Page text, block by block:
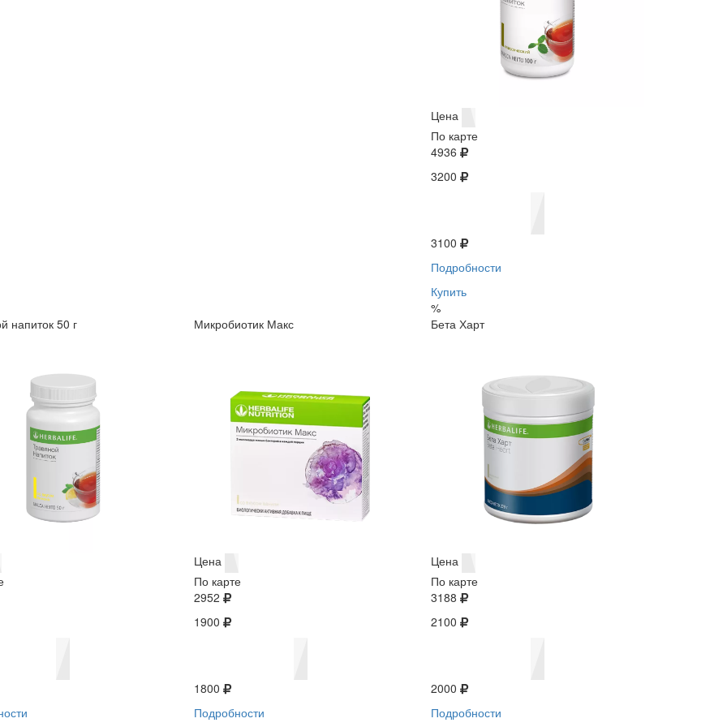
Цена
По карте
4936
3200
3100
Подробности
Купить
%
напиток 50 г
Микробиотик Макс
Цена
По карте
2952
1900
1800
Подробности
Бета Харт
Цена
По карте
3188
2100
2000
Подробности